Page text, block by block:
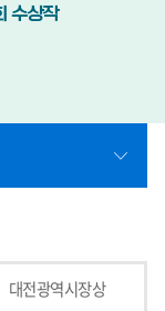
수상작
대전광역시장상